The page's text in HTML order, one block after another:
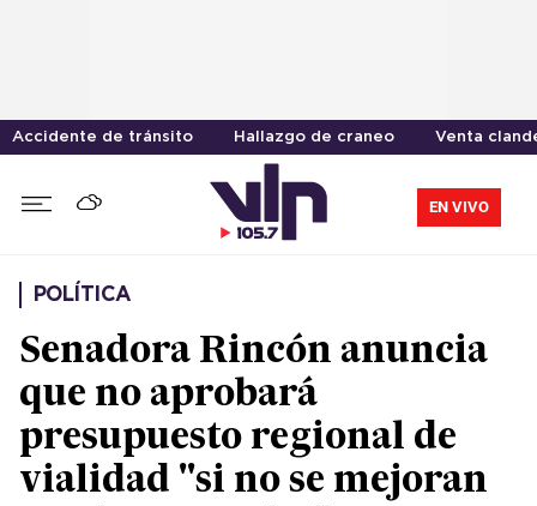
Accidente de tránsito Hallazgo de craneo Venta
EN VIVO
POLÍTICA
Senadora Rincón anuncia
que no aprobará
presupuesto regional de
vialidad "si no se mejoran